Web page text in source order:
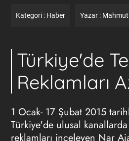
Kategori : Haber Yazar :
Türkiye'de
Reklamları
1 Ocak- 17 Şubat 2015
Türkiye'de ulusal kanallarda
reklamları inceleyen Nar